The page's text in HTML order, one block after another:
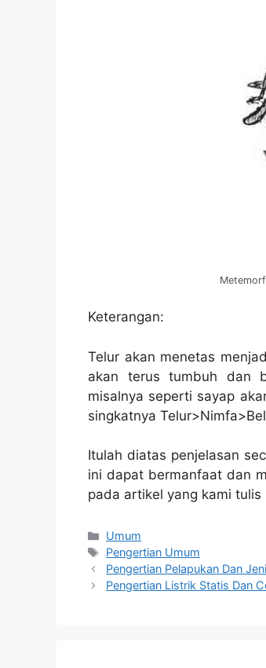
Keterangan:
Telur akan menetas
akan terus tumbuh dan
misalnya seperti sayap
singkatnya
Itulah diatas penjelasan
ini dapat bermanfaat dan
pada artikel yang kami
Categories
Umum
Tags
Pengertian Umum
Pengertian Pelapukan Dan
Pengertian Listrik Statis Dan